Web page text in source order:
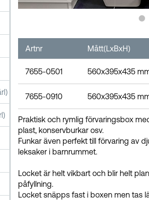
Artnr Mått(LxBxH)
7655-0501 560x395x435
7655-0910 560x395x435
Praktisk och rymlig förvaringsbox
plast, konservburkar osv.
Funkar även perfekt till förvaring av
leksaker i barnrummet.
Locket är helt vikbart och blir helt
påfyllning.
Locket snäpps fast i boxen men tas